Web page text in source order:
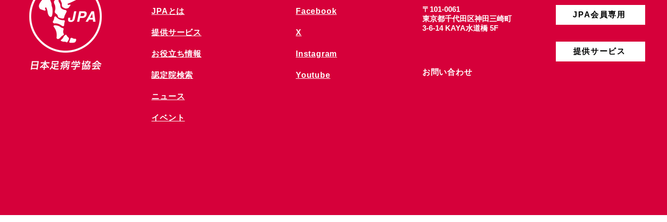
JPAとは
提供サービス
お役立ち情報
​認定院検索
ニュース
​イベント
Facebook
X
Instagram
Youtube
〒101-0061
東京都千代田区神田三崎町
3-6-14 KAYA水道橋 5F
お問い合わせ
JPA会員専用
提供サービス